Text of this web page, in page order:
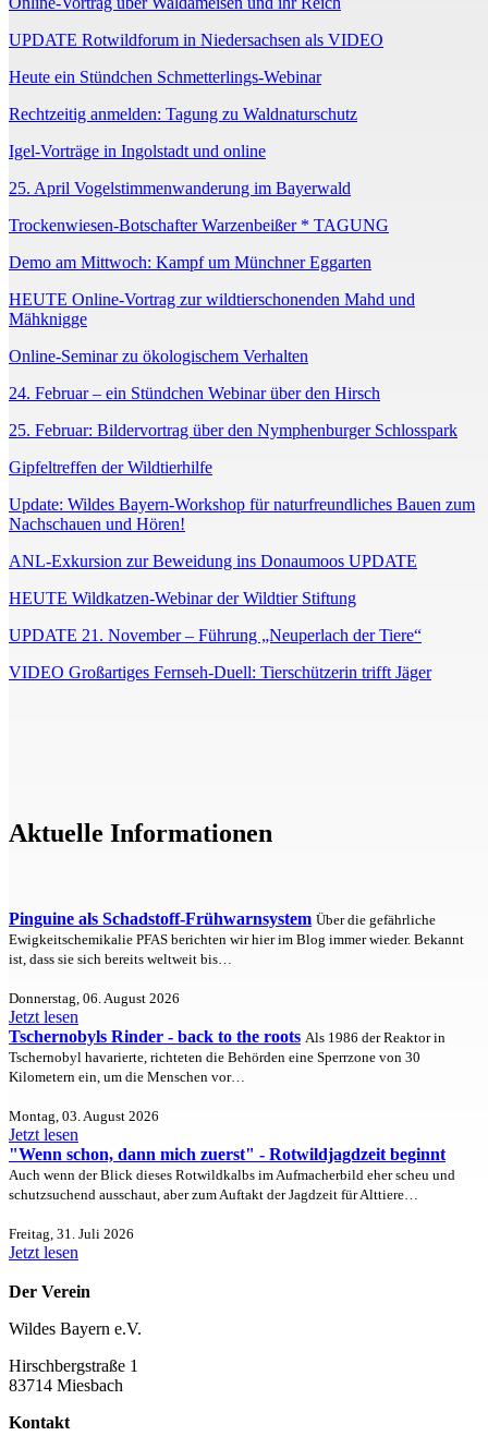
UPDATE Rotwildforum in Niedersachsen als VIDEO
Heute ein Stündchen Schmetterlings-Webinar
Rechtzeitig anmelden: Tagung zu Waldnaturschutz
Igel-Vorträge in Ingolstadt und online
25. April Vogelstimmenwanderung im Bayerwald
Trockenwiesen-Botschafter Warzenbeißer * TAGUNG
Demo am Mittwoch: Kampf um Münchner Eggarten
HEUTE Online-Vortrag zur wildtierschonenden Mahd und
Mähknigge
Online-Seminar zu ökologischem Verhalten
24. Februar – ein Stündchen Webinar über den Hirsch
25. Februar: Bildervortrag über den Nymphenburger Schlosspark
Gipfeltreffen der Wildtierhilfe
Update: Wildes Bayern-Workshop für naturfreundliches Bauen zum
Nachschauen und Hören!
ANL-Exkursion zur Beweidung ins Donaumoos UPDATE
HEUTE Wildkatzen-Webinar der Wildtier Stiftung
UPDATE 21. November – Führung „Neuperlach der Tiere“
VIDEO Großartiges Fernseh-Duell: Tierschützerin trifft Jäger
Aktuelle Informationen
Pinguine als Schadstoff-Frühwarnsystem Über die gefährliche
Ewigkeitschemikalie PFAS berichten wir hier im Blog immer wieder. Bekannt
ist, dass sie sich bereits weltweit bis…
Donnerstag, 06. August 2026
Jetzt lesen
Tschernobyls Rinder - back to the roots Als 1986 der Reaktor in
Tschernobyl havarierte, richteten die Behörden eine Sperrzone von 30
Kilometern ein, um die Menschen vor…
Montag, 03. August 2026
Jetzt lesen
"Wenn schon, dann mich zuerst" - Rotwildjagdzeit beginnt
Auch wenn der Blick dieses Rotwildkalbs im Aufmacherbild eher scheu und
schutzsuchend ausschaut, aber zum Auftakt der Jagdzeit für Alttiere…
Freitag, 31. Juli 2026
Jetzt lesen
Der Verein
Wildes Bayern e.V.
Hirschbergstraße 1
83714 Miesbach
Kontakt